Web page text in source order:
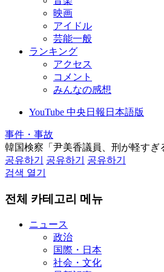
映画
アイドル
芸能一般
ランキング
アクセス
コメント
みんなの感想
YouTube 中央日報日本語版
事件・事故
韓国検察「尹美香議員、刑が軽す
공유하기
공유하기
공유하기
검색 열기
전체 카테고리 메뉴
ニュース
政治
国際・日本
社会・文化